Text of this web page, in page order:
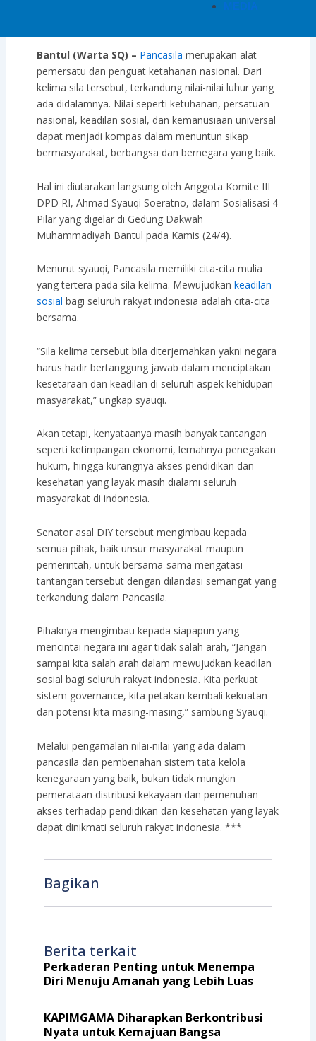
MEDIA
Bantul (Warta SQ) – Pancasila merupakan alat
pemersatu dan penguat ketahanan nasional. Dari
kelima sila tersebut, terkandung nilai-nilai luhur yang
ada didalamnya. Nilai seperti ketuhanan, persatuan
nasional, keadilan sosial, dan kemanusiaan universal
dapat menjadi kompas dalam menuntun sikap
bermasyarakat, berbangsa dan bernegara yang baik.
Hal ini diutarakan langsung oleh Anggota Komite III
DPD RI, Ahmad Syauqi Soeratno, dalam Sosialisasi 4
Pilar yang digelar di Gedung Dakwah
Muhammadiyah Bantul pada Kamis (24/4).
Menurut syauqi, Pancasila memiliki cita-cita mulia
yang tertera pada sila kelima. Mewujudkankeadilan
sosial bagi seluruh rakyat indonesia adalah cita-cita
bersama.
“Sila kelima tersebut bila diterjemahkan yakni negara
harus hadir bertanggung jawab dalam menciptakan
kesetaraan dan keadilan di seluruh aspek kehidupan
masyarakat,” ungkap syauqi.
Akan tetapi, kenyataanya masih banyak tantangan
seperti ketimpangan ekonomi, lemahnya penegakan
hukum, hingga kurangnya akses pendidikan dan
kesehatan yang layak masih dialami seluruh
masyarakat di indonesia.
Senator asal DIY tersebut mengimbau kepada
semua pihak, baik unsur masyarakat maupun
pemerintah, untuk bersama-sama mengatasi
tantangan tersebut dengan dilandasi semangat yang
terkandung dalam Pancasila.
Pihaknya mengimbau kepada siapapun yang
mencintai negara ini agar tidak salah arah, “Jangan
sampai kita salah arah dalam mewujudkan keadilan
sosial bagi seluruh rakyat indonesia. Kita perkuat
sistem governance, kita petakan kembali kekuatan
dan potensi kita masing-masing,” sambung Syauqi.
Melalui pengamalan nilai-nilai yang ada dalam
pancasila dan pembenahan sistem tata kelola
kenegaraan yang baik, bukan tidak mungkin
pemerataan distribusi kekayaan dan pemenuhan
akses terhadap pendidikan dan kesehatan yang layak
dapat dinikmati seluruh rakyat indonesia. ***
Bagikan
Berita terkait
Perkaderan Penting untuk Menempa
Diri Menuju Amanah yang Lebih Luas
KAPIMGAMA Diharapkan Berkontribusi
Nyata untuk Kemajuan Bangsa